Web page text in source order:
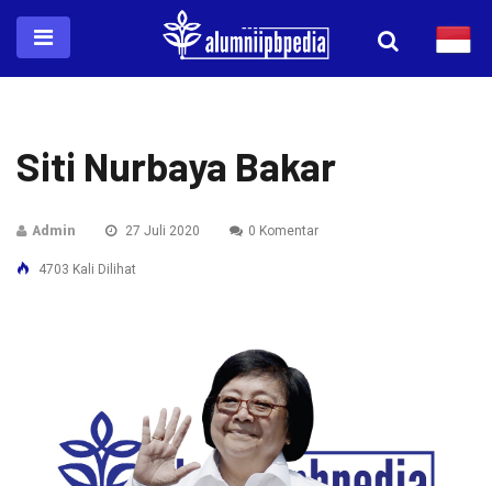
Siti Nurbaya Bakar
Admin 27 Juli 2020 0 Komentar
4703 Kali Dilihat